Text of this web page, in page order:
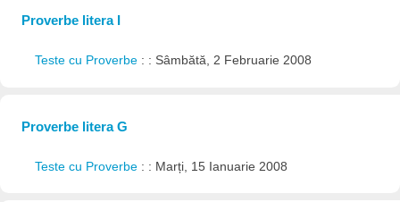
Proverbe litera I
Teste cu Proverbe : : Sâmbătă, 2 Februarie 2008
Proverbe litera G
Teste cu Proverbe : : Marți, 15 Ianuarie 2008